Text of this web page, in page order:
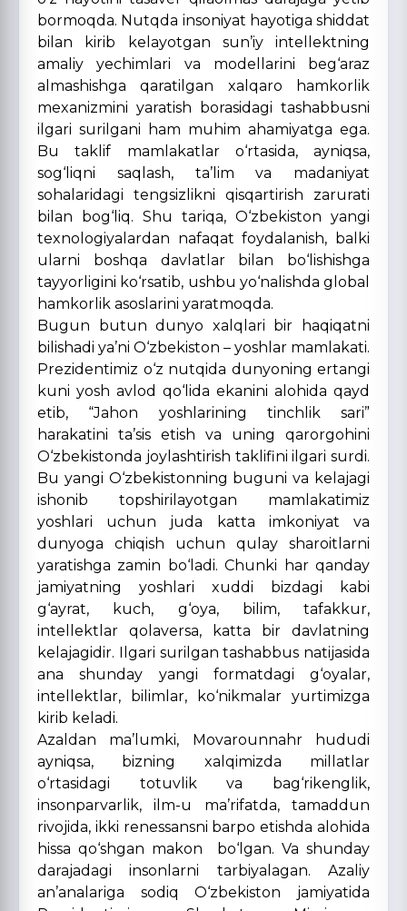
bormoqda. Nutqda insoniyat hayotiga shiddat
bilan kirib kelayotgan sun’iy intellektning
amaliy yechimlari va modellarini beg‘araz
almashishga qaratilgan xalqaro hamkorlik
mexanizmini yaratish borasidagi tashabbusni
ilgari surilgani ham muhim ahamiyatga ega.
Bu taklif mamlakatlar o‘rtasida, ayniqsa,
sog‘liqni saqlash, ta’lim va madaniyat
sohalaridagi tengsizlikni qisqartirish zarurati
bilan bog‘liq. Shu tariqa, O‘zbekiston yangi
texnologiyalardan nafaqat foydalanish, balki
ularni boshqa davlatlar bilan bo‘lishishga
tayyorligini ko‘rsatib, ushbu yo‘nalishda global
hamkorlik asoslarini yaratmoqda.
Bugun butun dunyo xalqlari bir haqiqatni
bilishadi ya’ni O‘zbekiston – yoshlar mamlakati.
Prezidentimiz o‘z nutqida dunyoning ertangi
kuni yosh avlod qo‘lida ekanini alohida qayd
etib, “Jahon yoshlarining tinchlik sari”
harakatini ta’sis etish va uning qarorgohini
O‘zbekistonda joylashtirish taklifini ilgari surdi.
Bu yangi O‘zbekistonning buguni va kelajagi
ishonib topshirilayotgan mamlakatimiz
yoshlari uchun juda katta imkoniyat va
dunyoga chiqish uchun qulay sharoitlarni
yaratishga zamin bo‘ladi. Chunki har qanday
jamiyatning yoshlari xuddi bizdagi kabi
g‘ayrat, kuch, g‘oya, bilim, tafakkur,
intellektlar qolaversa, katta bir davlatning
kelajagidir. Ilgari surilgan tashabbus natijasida
ana shunday yangi formatdagi g‘oyalar,
intellektlar, bilimlar, ko‘nikmalar yurtimizga
kirib keladi.
Azaldan ma’lumki, Movarounnahr hududi
ayniqsa, bizning xalqimizda millatlar
o‘rtasidagi totuvlik va bag‘rikenglik,
insonparvarlik, ilm-u ma’rifatda, tamaddun
rivojida, ikki renessansni barpo etishda alohida
hissa qo‘shgan makon bo‘lgan. Va shunday
darajadagi insonlarni tarbiyalagan. Azaliy
an’analariga sodiq O‘zbekiston jamiyatida